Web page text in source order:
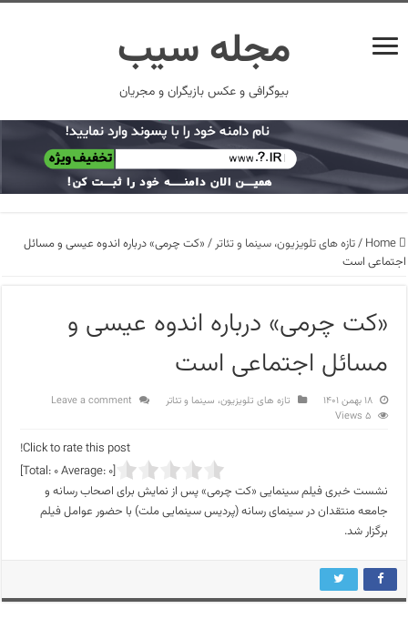
مجله سیب
بیوگرافی و عکس بازیگران و مجریان
Home
/تازه های تلویزیون، سینما و تئاتر / «کت چرمی» درباره اندوه عیسی و مسائل
اجتماعی است
«کت چرمی» درباره اندوه عیسی و
مسائل اجتماعی است
۱۸ بهمن ۱۴۰۱ تازه های تلویزیون، سینما و تئاتر
Leave a comment
5 Views
Click to rate this post!
[Total:
0Average: 0
]
نشست خبری فیلم سینمایی «کت چرمی» پس از نمایش برای اصحاب رسانه و
جامعه منتقدان در سینمای رسانه (پردیس سینمایی ملت) با حضور عوامل فیلم
برگزار شد.